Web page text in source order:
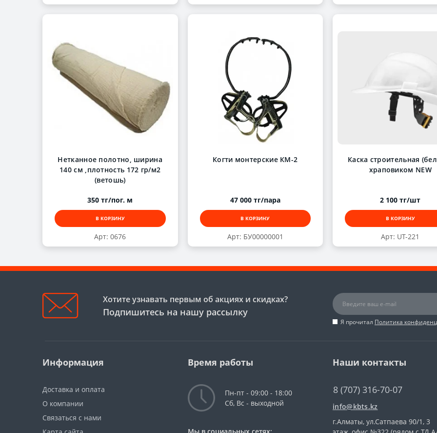
Арт: 0676
Нетканное полотно, ширина
140 см ,плотность 172 гр/м2
(ветошь)
350 тг/пог. м
В КОРЗИНУ
Арт: БУ00000001
Когти монтерские КМ-2
47 000 тг/пара
В КОРЗИНУ
Арт: UT-221
Каска строительная
храповиком NEW
2 100 тг/шт
В КОРЗИНУ
Хотите узнавать первым об акциях и скидках?
Подпишитесь на нашу рассылку
Я прочитал Политика
Информация
Доставка и оплата
О компании
Связаться с нами
Время работы
Пн-пт - 09:00 - 18:00
Сб, Вс - выходной
Наши контакты
8 (707) 316-70-07
info@kbts.kz
г.Алматы, ул.Сатпаева 90/1, 3